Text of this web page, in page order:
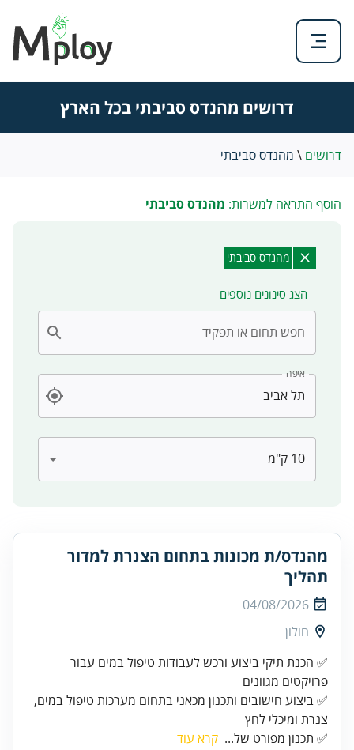
דרושים מהנדס סביבתי בכל הארץ
דרושים \ מהנדס סביבתי
הוסף התראה למשרות: מהנדס סביבתי
מהנדס סביבתי
הצג סינונים נוספים
חפש תחום או תפקיד
איפה
מהנדס/ת מכונות בתחום הצנרת למדור
תהליך
04/08/2026
חולון
✅ הכנת תיקי ביצוע ורכש לעבודות טיפול במים עבור
✅ ביצוע חישובים ותכנון מכאני בתחום מערכות טיפול במים,
צנרת ומיכלי לחץ
✅ תכנון מפורט של... קרא עוד